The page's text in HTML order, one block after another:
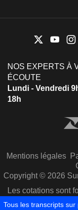
NOS EXPERTS À
ÉCOUTE
Lundi - Vendredi
18h
Mentions légales
Copyright © 2026
Les cotations sont
Tous les transcripts